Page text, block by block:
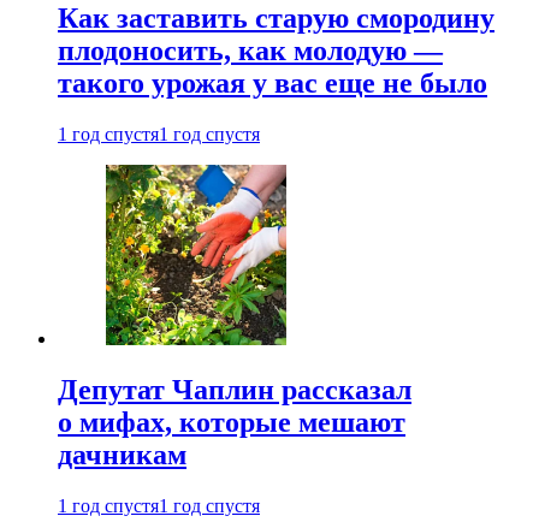
Как заставить старую смородину
плодоносить, как молодую —
такого урожая у вас еще не было
1 год спустя1 год спустя
Депутат Чаплин рассказал
о мифах, которые мешают
дачникам
1 год спустя1 год спустя